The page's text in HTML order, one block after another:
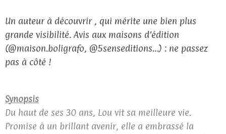
Un auteur à découvrir , qui mérite une bien plus
grande visibilité. Avis aux maisons d’édition
(@maison.boligrafo, @5senseditions…) : ne passez
pas à côté !
Synopsis
Du haut de ses 30 ans, Lou vit sa meilleure vie.
Promise à un brillant avenir, elle a embrassé la